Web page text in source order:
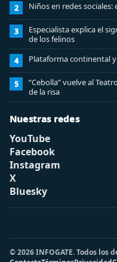
2 Niños en redes
3
Especialista explica el
de los felinos
4 Plataforma continental
5
“Cebolla” vuelve al
de la risa
Nuestras redes
YouTube
Facebook
Instagram
X
Bluesky
© 2026 INFOGATE. Todos los